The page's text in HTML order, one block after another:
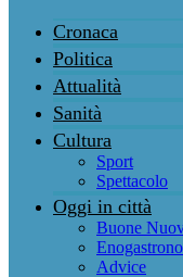
Cronaca
Politica
Attualità
Sanità
Cultura
Sport
Spettacolo
Oggi in città
Buone
Advice